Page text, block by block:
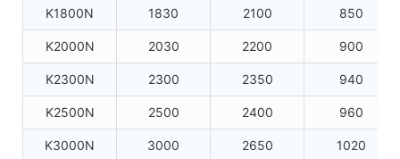
K1800N 1830 2100 850
K2000N 2030 2200 900
K2300N 2300 2350 940
K2500N 2500 2400 960
K3000N 3000 2650 1020